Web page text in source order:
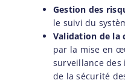
Gestion des
le suivi du
Validation de la
par la mise en
surveillance
de la sécurité